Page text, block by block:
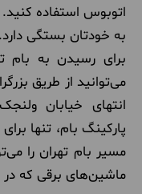
اتوبوس استفاده
به خودتان بستگی دارد.
برای رسیدن به بام
می‌توانید از طریق
انتهای خیابان
پارکینگ بام، تنها
مسیر بام تهران را
ماشین‌های برقی که در